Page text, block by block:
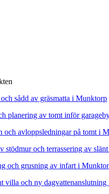
sådd av gräsmatta i Munktorp
planering av tomt inför
och avloppsledningar på tomt i
stödmur och terrassering av
och grusning av infart i
villa och ny